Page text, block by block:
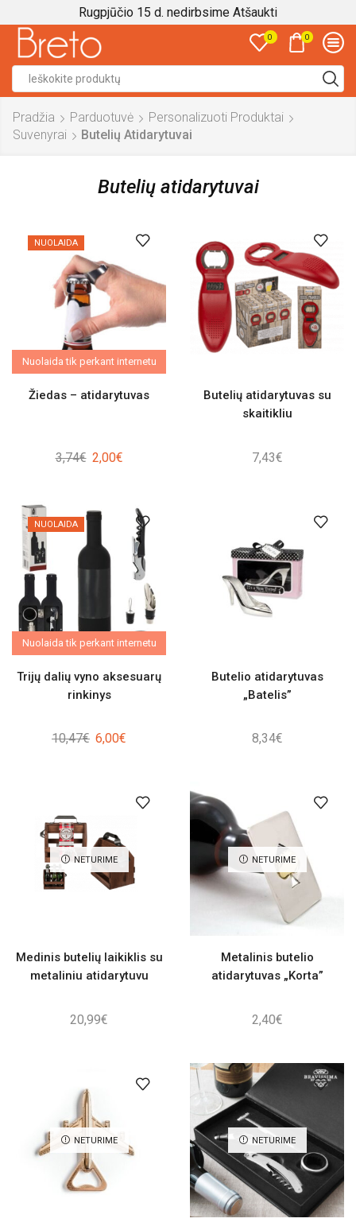
Rugpjūčio 15 d. nedirbsime Atšaukti
0 0
Pradžia Parduotuvė
Personalizuoti Produktai
Suvenyrai
Butelių Atidarytuvai
Butelių atidarytuvai
NUOLAIDA
Nuolaida tik perkant internetu
Žiedas – atidarytuvas
3,74€ Original
3,74€.
2,00€Current
2,00€.
Butelių atidarytuvas su
skaitikliu
7,43€
NUOLAIDA
Nuolaida tik perkant internetu
Trijų dalių vyno aksesuarų
rinkinys
10,47€ Original
6,00€
6,00€.
Butelio atidarytuvas
„Batelis”
8,34€
NETURIME
Medinis butelių laikiklis su
metaliniu atidarytuvu
20,99€
NETURIME
Metalinis butelio
atidarytuvas „Korta”
2,40€
NETURIME NETURIME